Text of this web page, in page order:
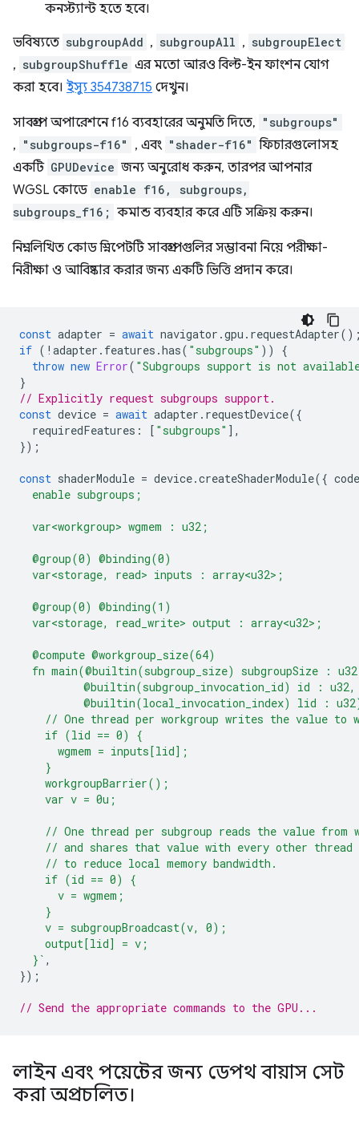
কনস্ট্যান্ট হতে হবে।
ভবিষ্যতে subgroupAdd , subgroupAll , subgroupElect
, subgroupShuffle এর মতো আরও বিল্ট-ইন ফাংশন যোগ
করা হবে। ইস্যু 354738715 দেখুন।
সাবগ্রুপ অপারেশনে f16 ব্যবহারের অনুমতি দিতে, "subgroups"
, "subgroups-f16" , এবং "shader-f16" ফিচারগুলোসহ
একটি GPUDevice জন্য অনুরোধ করুন, তারপর আপনার
WGSL কোডে enable f16, subgroups,
subgroups_f16; কমান্ড ব্যবহার করে এটি সক্রিয় করুন।
নিম্নলিখিত কোড স্নিপেটটি সাবগ্রুপগুলির সম্ভাবনা নিয়ে পরীক্ষা-
নিরীক্ষা ও আবিষ্কার করার জন্য একটি ভিত্তি প্রদান করে।
const adapter = await navigator .gpu . requestAdapter
if ( ! adapter . features .has( "subgroups" ))
{
throw new Error( "Subgroups support is not
}
// Explicitly request subgroups support.
const device = await adapter . requestDevice({
requiredFeatures : [ "subgroups" ],
});
const shaderModule = device.createShaderModule({ code
  enable subgroups;
  var<workgroup> wgmem : u32;
  @group(0) @binding(0)
  var<storage, read> inputs : array<u32>;
  @group(0) @binding(1)
  var<storage, read_write> output : array<u32>;
  @compute @workgroup_size(64)
fn main(@builtin(subgroup_size) subgroupSize :
          @builtin(subgroup_invocation_id) id : u32,
@builtin(local_invocation_index) lid :
// One thread per workgroup writes the value to
    if (lid == 0) {
      wgmem = inputs[lid];
    }
    workgroupBarrier();
    var v = 0u;
// One thread per subgroup reads the value from
// and shares that value with every other thread
    // to reduce local memory bandwidth.
    if (id == 0) {
      v = wgmem;
    }
    v = subgroupBroadcast(v, 0);
    output[lid] = v;
  }`
,
});
// Send the appropriate commands to the GPU...
লাইন এবং পয়েন্টের জন্য ডেপথ বায়াস সেট
করা অপ্রচলিত।